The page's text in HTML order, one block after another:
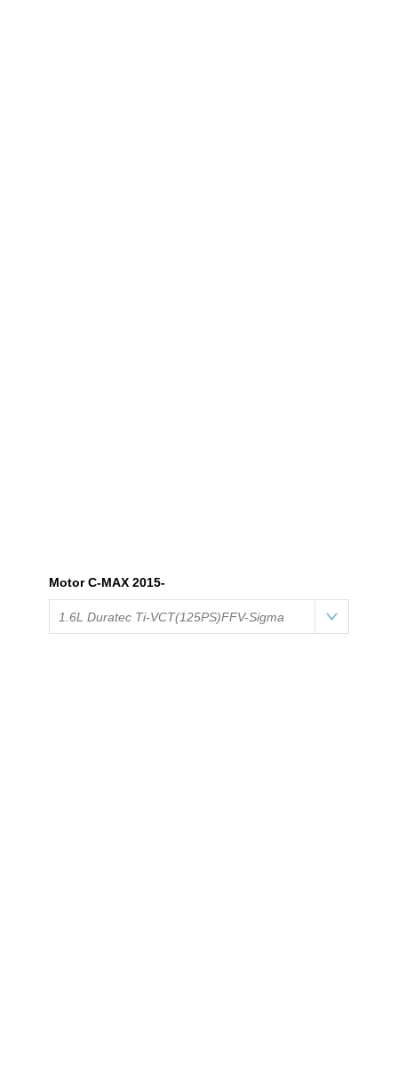
Motor C-MAX 2015-
1.6L Duratec Ti-VCT(125PS)FFV-Sigma